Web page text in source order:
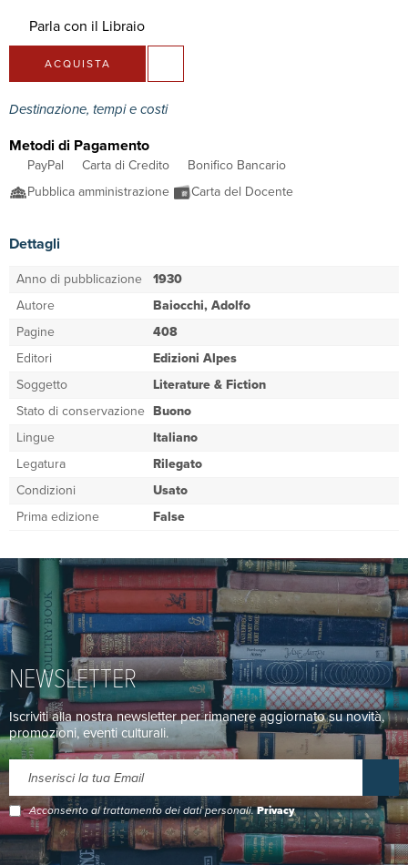
Parla con il Libraio
ACQUISTA
Destinazione, tempi e costi
Metodi di Pagamento
PayPal Carta di Credito
Bonifico Bancario
Pubblica amministrazione
Carta del Docente
Dettagli
Anno di pubblicazione 1930
Autore
Baiocchi, Adolfo
Pagine
408
Editori
Edizioni Alpes
Soggetto
Literature & Fiction
Stato di conservazione Buono
Lingue
Italiano
Legatura
Rilegato
Condizioni
Usato
Prima edizione
False
NEWSLETTER
Iscriviti alla nostra newsletter per rimanere aggiornato su novità,
promozioni, eventi culturali.
Acconsento al trattamento dei dati personali.Privacy